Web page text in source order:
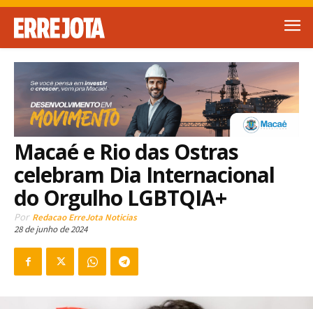
Macaé e Rio das Ostras
celebram Dia Internacional
do Orgulho LGBTQIA+
Por Redacao ErreJota Noticias
28 de junho de 2024